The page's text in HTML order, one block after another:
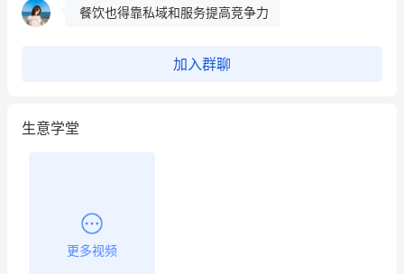
昨晚的直播课程太好啦❤️
加入群聊
生意学堂
更多视频